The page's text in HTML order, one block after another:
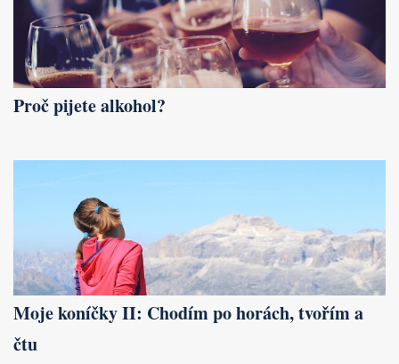
Proč pijete alkohol?
Moje koníčky II: Chodím po horách, tvořím a
čtu